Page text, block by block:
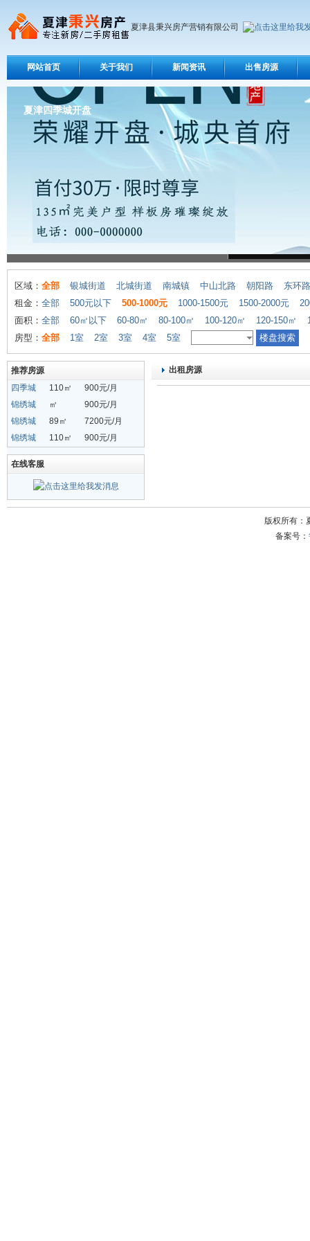
夏津县秉兴房产营销有限公司
网站首页 关于我们 新闻资讯 出售房源
夏津四季城开盘
区域： 全部 银城街道 北城街道 南城镇 中山北路 朝阳路
东环路
租金： 全部 500元以下 500-1000元 1000-1500元 1500-2000元
面积： 全部 60㎡以下 60-80㎡ 80-100㎡ 100-120㎡ 120-150㎡
房型： 全部 1室 2室 3室 4室 5室
推荐房源
四季城
110㎡
900元/月
锦绣城
㎡
900元/月
锦绣城
89㎡
7200元/月
锦绣城
110㎡ 900元/月
在线客服
出租房源
版权所有：
备案号：